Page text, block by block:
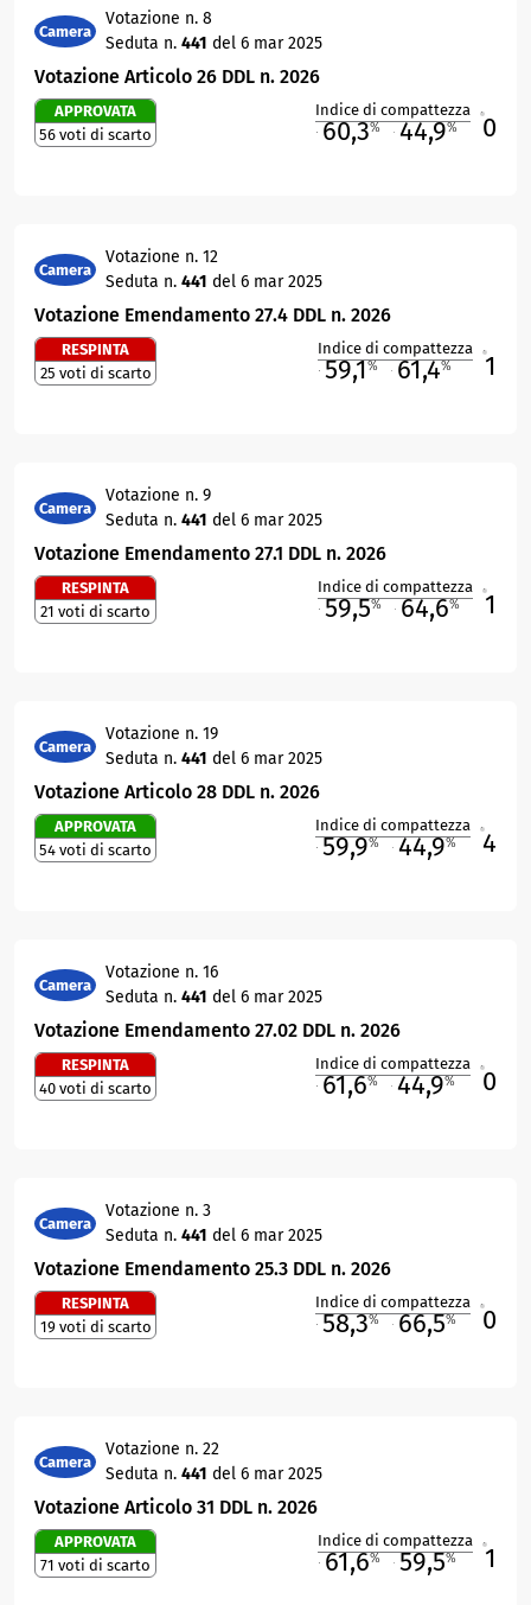
Camera
Votazione n. 8
Seduta n. 441 del 6 mar 2025
Votazione Articolo 26 DDL n. 2026
APPROVATA
56 voti di scarto
Indice di compattezza
60,3% 44,9% 0
Camera
Votazione n. 12
Seduta n. 441 del 6 mar 2025
Votazione Emendamento 27.4 DDL n. 2026
RESPINTA
25 voti di scarto
Indice di compattezza
59,1% 61,4% 1
Camera
Votazione n. 9
Seduta n. 441 del 6 mar 2025
Votazione Emendamento 27.1 DDL n. 2026
RESPINTA
21 voti di scarto
Indice di compattezza
59,5% 64,6% 1
Camera
Votazione n. 19
Seduta n. 441 del 6 mar 2025
Votazione Articolo 28 DDL n. 2026
APPROVATA
54 voti di scarto
Indice di compattezza
59,9% 44,9% 4
Camera
Votazione n. 16
Seduta n. 441 del 6 mar 2025
Votazione Emendamento 27.02 DDL n. 2026
RESPINTA
40 voti di scarto
Indice di compattezza
61,6% 44,9% 0
Camera
Votazione n. 3
Seduta n. 441 del 6 mar 2025
Votazione Emendamento 25.3 DDL n. 2026
RESPINTA
19 voti di scarto
Indice di compattezza
58,3% 66,5% 0
Camera
Votazione n. 22
Seduta n. 441 del 6 mar 2025
Votazione Articolo 31 DDL n. 2026
APPROVATA
71 voti di scarto
Indice di compattezza
61,6% 59,5% 1